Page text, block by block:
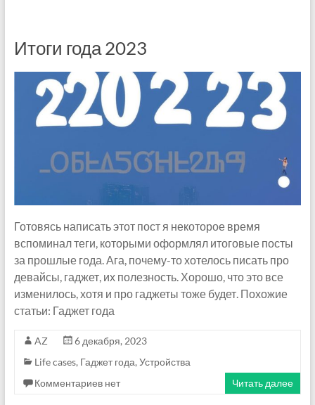
Итоги года 2023
Готовясь написать этот пост я некоторое время
вспоминал теги, которыми оформлял итоговые посты
за прошлые года. Ага, почему-то хотелось писать про
девайсы, гаджет, их полезность. Хорошо, что это все
изменилось, хотя и про гаджеты тоже будет. Похожие
статьи: Гаджет года
AZ
6 декабря, 2023
Life cases, Гаджет года,Устройства
Комментариев нет
Читать далее